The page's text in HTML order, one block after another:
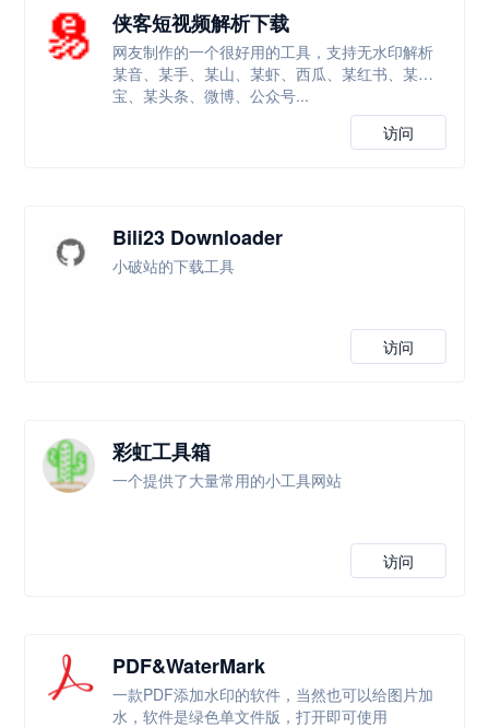
侠客短视频解析下载
网友制作的一个很好用的工具，支持无水印解析
某音、某手、某山、某虾、西瓜、某红书、某
宝、某头条、微博、公众号...
访问
Bili23 Downloader
小破站的下载工具
访问
彩虹工具箱
一个提供了大量常用的小工具网站
访问
PDF&WaterMark
一款PDF添加水印的软件，当然也可以给图片加
水，软件是绿色单文件版，打开即可使用